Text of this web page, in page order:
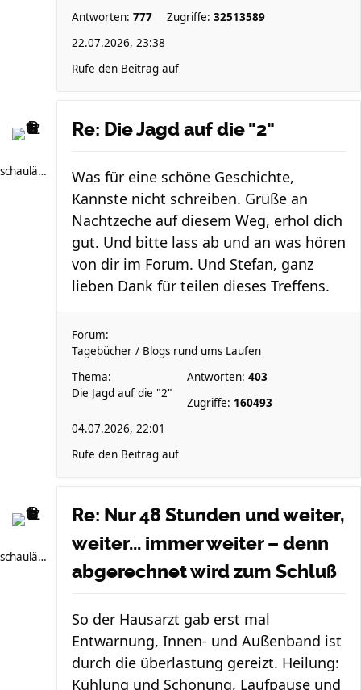
Antworten: 777 Zugriffe: 32513589
22.07.2026, 23:38
Rufe den Beitrag auf
schauläufer
Re: Die Jagd auf die "2"
Was für eine schöne Geschichte,
Kannste nicht schreiben. Grüße an
Nachtzeche auf diesem Weg, erhol dich
gut. Und bitte lass ab und an was hören
von dir im Forum. Und Stefan, ganz
lieben Dank für teilen dieses Treffens.
Forum:
Tagebücher / Blogs rund ums Laufen
Thema:
Die Jagd auf die "2"
Antworten: 403
Zugriffe: 160493
04.07.2026, 22:01
Rufe den Beitrag auf
schauläufer
Re: Nur 48 Stunden und weiter,
weiter... immer weiter – denn
abgerechnet wird zum Schluß
So der Hausarzt gab erst mal
Entwarnung, Innen- und Außenband ist
durch die überlastung gereizt. Heilung:
Kühlung und Schonung, Laufpause und